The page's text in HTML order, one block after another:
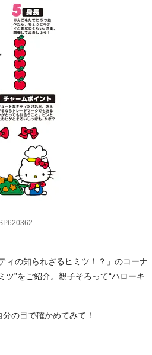
ィの知られざるヒミツ！？」のコーナ
”をご紹介。親子そろって“ハローキ
の目で確かめてみて！